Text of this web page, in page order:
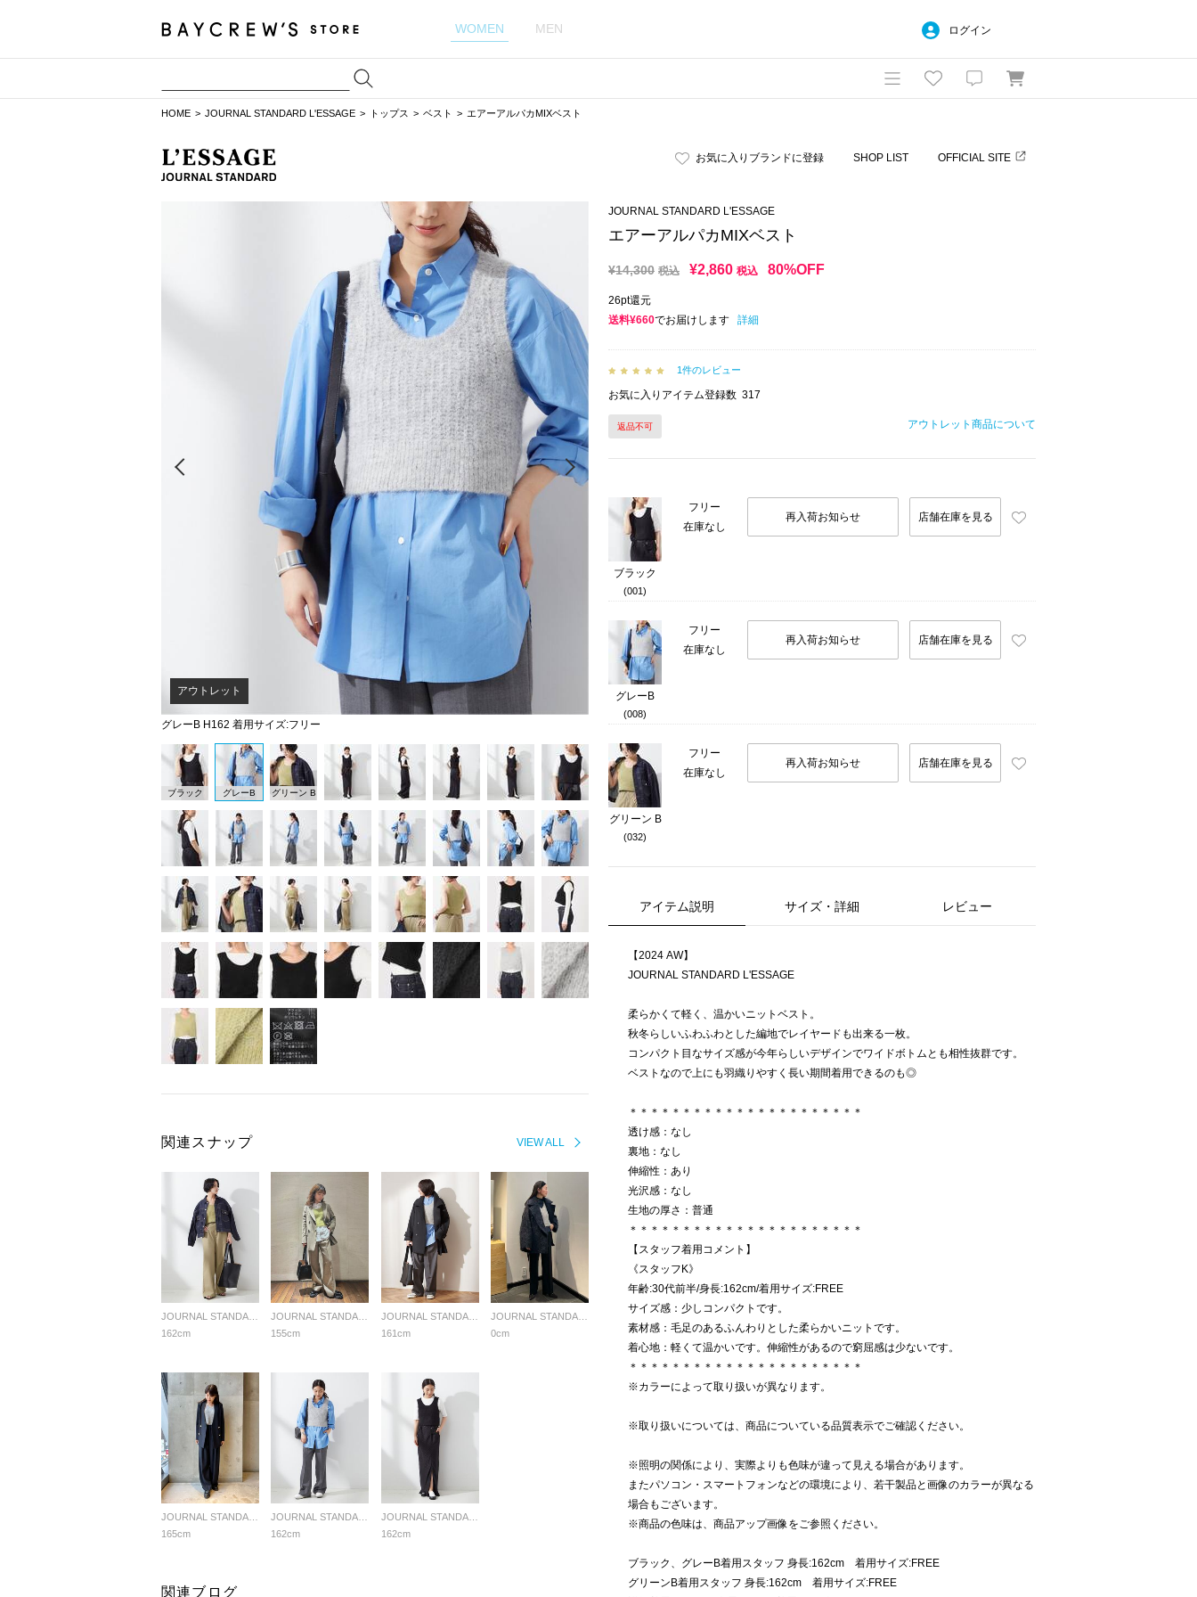
WOMEN MEN ログイン
HOME JOURNAL STANDARD L'ESSAGE トップス ベスト エアーアルパカMIXベスト
お気に入りブランドに登録 SHOP LIST OFFICIAL SITE
グレーB H162 着用サイズ:フリー
Next
アウトレット
ブラック グレーB グリーン B
VIEW ALL
関連スナップ
162cm
155cm
JOURNAL STANDARD L'ESSAGE
161cm
JOURNAL STANDARD L'ESSAGE
0cm
165cm
162cm
JOURNAL STANDARD L'ESSAGE
162cm
関連ブログ
JOURNAL STANDARD L'ESSAGE
エアーアルパカMIXベスト
¥14,300 税込 ¥2,860 税込 80%OFF
26pt還元
送料¥660でお届けします 詳細
1件のレビュー
お気に入りアイテム登録数 317
返品不可 アウトレット商品について
ブラック
(001)
フリー
在庫なし
再入荷お知らせ 店舗在庫を見る
グレーB
(008)
フリー
在庫なし
再入荷お知らせ 店舗在庫を見る
グリーン B
(032)
フリー
在庫なし
再入荷お知らせ 店舗在庫を見る
アイテム説明 サイズ・詳細 レビュー
【2024 AW】
JOURNAL STANDARD L'ESSAGE
柔らかくて軽く、温かいニットベスト。
秋冬らしいふわふわとした編地でレイヤードも出来る一枚。
コンパクト目なサイズ感が今年らしいデザインでワイドボトムとも相性抜群です。
ベストなので上にも羽織りやすく長い期間着用できるのも◎
＊＊＊＊＊＊＊＊＊＊＊＊＊＊＊＊＊＊＊＊＊＊
透け感：なし
裏地：なし
伸縮性：あり
光沢感：なし
生地の厚さ：普通
＊＊＊＊＊＊＊＊＊＊＊＊＊＊＊＊＊＊＊＊＊＊
【スタッフ着用コメント】
《スタッフK》
年齢:30代前半/身長:162cm/着用サイズ:FREE
サイズ感：少しコンパクトです。
素材感：毛足のあるふんわりとした柔らかいニットです。
着心地：軽くて温かいです。伸縮性があるので窮屈感は少ないです。
＊＊＊＊＊＊＊＊＊＊＊＊＊＊＊＊＊＊＊＊＊＊
※カラーによって取り扱いが異なります。
※取り扱いについては、商品についている品質表示でご確認ください。
※照明の関係により、実際よりも色味が違って見える場合があります。
またパソコン・スマートフォンなどの環境により、若干製品と画像のカラーが異なる
場合もございます。
※商品の色味は、商品アップ画像をご参照ください。
ブラック、グレーB着用スタッフ 身長:162cm 着用サイズ:FREE
グリーンB着用スタッフ 身長:162cm 着用サイズ:FREE